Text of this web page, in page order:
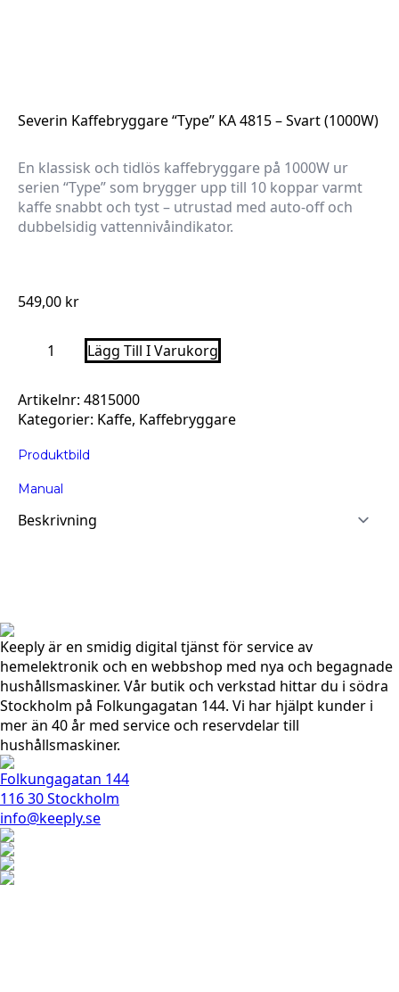
Severin Kaffebryggare “Type” KA 4815 – Svart (1000W)
En klassisk och tidlös kaffebryggare på 1000W ur
serien “Type” som brygger upp till 10 koppar varmt
kaffe snabbt och tyst – utrustad med auto-off och
dubbelsidig vattennivåindikator.
549,00 kr
Severin
Kaffebryggare
4815
–
Svart
mängd
Lägg Till I Varukorg
Artikelnr: 4815000
Kategorier: Kaffe, Kaffebryggare
Produktbild
Manual
Keeply är en smidig digital tjänst för service av
hemelektronik och en webbshop med nya och begagnade
hushållsmaskiner. Vår butik och verkstad hittar du i södra
Stockholm på Folkungagatan 144. Vi har hjälpt kunder i
mer än 40 år med service och reservdelar till
hushållsmaskiner.
Folkungagatan 144
116 30 Stockholm
info@keeply.se